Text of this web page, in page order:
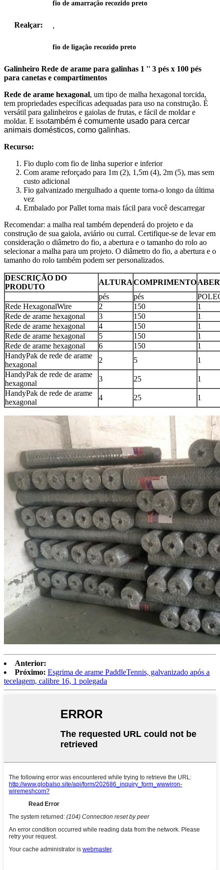
Realçar:
fio de amarração recozido preto
,
fio de ligação recozido preto
Galinheiro Rede de arame para galinhas 1 '' 3 pés x 100 pés
para canetas e compartimentos
Rede de arame hexagonal, um tipo de malha hexagonal torcida,
tem propriedades específicas adequadas para uso na construção. É
versátil para galinheiros e gaiolas de frutas, e fácil de moldar e
moldar. E issotambém é comumente usado para cercar
animais domésticos, como galinhas.
Recurso:
Fio duplo com fio de linha superior e inferior
Com arame reforçado para 1m (2), 1,5m (4), 2m (5), mas sem
custo adicional
Fio galvanizado mergulhado a quente torna-o longo da última
vez
Embalado por Pallet torna mais fácil para você descarregar
Recomendar: a malha real também dependerá do projeto e da
construção de sua gaiola, aviário ou curral. Certifique-se de levar em
consideração o diâmetro do fio, a abertura e o tamanho do rolo ao
selecionar a malha para um projeto. O diâmetro do fio, a abertura e o
tamanho do rolo também podem ser personalizados.
DESCRIÇÃO DO
PRODUTO
ALTURACOMPRIMENTO
pés
pés
Rede HexagonalWire
2 150
1
Rede de arame hexagonal
3 150
1
Rede de arame hexagonal
4 150
1
Rede de arame hexagonal
5 150
1
Rede de arame hexagonal
6 150
1
HandyPak de rede de arame
hexagonal
2 5
1
HandyPak de rede de arame
hexagonal
3 25
1
HandyPak de rede de arame
hexagonal
4 25 1
Anterior:
Próximo: Esgrima de arame PaddleTennis, galvanizado após a
tecelagem, calibre 16, 1 polegada